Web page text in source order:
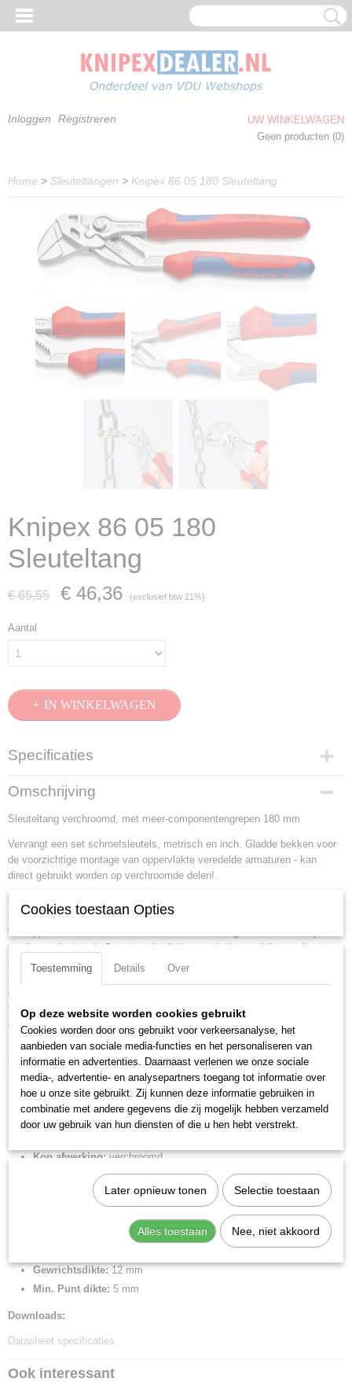
Inloggen Registreren
UW WINKELWAGEN
Geen producten (0)
Home > Sleuteltangen > Knipex 86 05 180 Sleuteltang
Knipex 86 05 180
Sleuteltang
€ 65,55 € 46,36 (exclusief btw 21%)
Aantal
IN WINKELWAGEN
Specificaties
Productcode
86 05 180
EAN code
Productcode leverancier
86 05 180
0,26 Kg
0,26 Kg
Afmetingen (l,b,h)
18,80 x 5,50 x 2 cm
Omschrijving
Sleuteltang verchroomd, met meer-componentengrepen 180 mm
Vervangt een set schroefsleutels, metrisch en inch. Gladde bekken voor
de voorzichtige montage van oppervlakte veredelde armaturen - kan
direct gebruikt worden op verchroomde delen!.
Ook uitstekend geschikt voor het grijpen, klemmen, aandrukken en
buigen van werkstukken. Gladde bekken voor de voorzichtige montage
van oppervlakte veredelde armaturen - kan direct gebruikt worden op
verchroomde delen!. Geen beschadiging van de kanten bij gevoelige
armaturen dankzij de spelingsvrije drukvlakken van de bekken. Snelle
verstelling van de klembekken en geen doorschieten van het scharnier.
Vervangt een set schroefsleutels, metrisch en inch. Traploos klemmen
van alle sleutelwijdtes tot de aangegeven capaciteit d.m.v. parallel
staande bekken. De slag tussen de grijpbekken maakt een snel
aantrekken en losmaken van schroefverbindingen mogelijk volgens het
ratelprincipe. Hoge klemkracht dankzij 10-voudige krachtoverbrenging.
Lengte: 180 mm
Tang afwerking:
verchroomd
Kop afwerking:verchroomd
Instelposities:15
Capaciteit voor moeren (sleutelwijdte):1 1/2 inch
40 mm
Gewrichtsdikte:12 mm
Min. Punt dikte: 5 mm
Downloads:
Datasheet specificaties
Ook interessant
Cookies toestaan Opties
Toestemming Details Over
Op deze website worden cookies gebruikt
Cookies worden door ons gebruikt voor verkeersanalyse, het
aanbieden van sociale media-functies en het personaliseren van
informatie en advertenties. Daarnaast verlenen we onze sociale
media-, advertentie- en analysepartners toegang tot informatie over
hoe u onze site gebruikt. Zij kunnen deze informatie gebruiken in
combinatie met andere gegevens die zij mogelijk hebben verzameld
door uw gebruik van hun diensten of die u hen hebt verstrekt.
Later opnieuw tonen Selectie toestaan
Alles toestaan Nee, niet akkoord